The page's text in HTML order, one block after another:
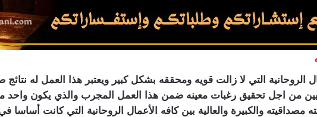
التي لا زالت قويه ومحققه بشكل كبير ويعتبر هذا العمل له
من اجل تحقيق رغبات معينه ضمن هذا العمل المجرب والذي يكون
مصداقيته والكبيرة والعالية بين كافه الأعمال الروحانية التي كانت أساسا